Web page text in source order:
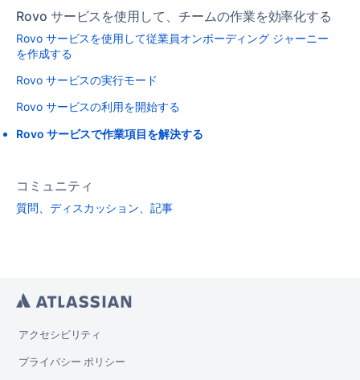
Rovo サービスを使用して、チームの作業を効率化する
Rovo サービスを使用して従業員オンボーディング ジャーニー
を作成する
Rovo サービスの実行モード
Rovo サービスの利用を開始する
Rovo サービスで作業項目を解決する
コミュニティ
質問、ディスカッション、記事
アクセシビリティ
プライバシー ポリシー